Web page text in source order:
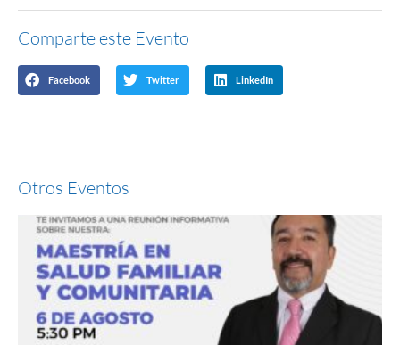
Comparte este Evento
Facebook Twitter LinkedIn
Otros Eventos